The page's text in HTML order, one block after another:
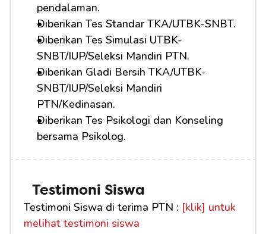
pendalaman.
Diberikan Tes Standar TKA/UTBK-SNBT.
Diberikan Tes Simulasi UTBK-
SNBT/IUP/Seleksi Mandiri PTN.
Diberikan Gladi Bersih TKA/UTBK-
SNBT/IUP/Seleksi Mandiri
PTN/Kedinasan.
Diberikan Tes Psikologi dan Konseling
bersama Psikolog.
Testimoni Siswa
Testimoni Siswa di terima PTN : [klik] untuk
melihat testimoni siswa